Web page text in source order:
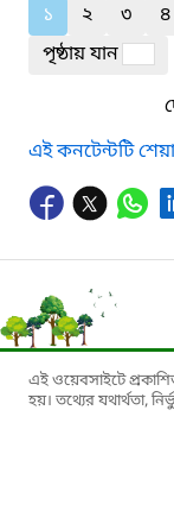
১
২ ৩ ৪
পৃষ্ঠায় যান
এই কনটেন্টটি
এই ওয়েবসাইটে
হয়। তথ্যের যথার্থতা,